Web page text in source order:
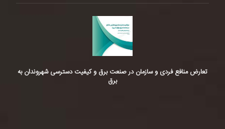
تعارض منافع فردی و سازمان در صنعت برق و کیفیت دسترسی شهروندان به
برق